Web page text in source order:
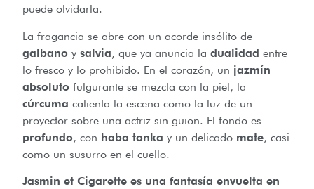
puede olvidarla.
La fragancia se abre con un acorde insólito de
galbano y salvia, que ya anuncia la dualidad entre
lo fresco y lo prohibido. En el corazón, un jazmín
absoluto fulgurante se mezcla con la piel, la
cúrcuma calienta la escena como la luz de un
proyector sobre una actriz sin guion. El fondo es
profundo, con haba tonka y un delicado mate, casi
como un susurro en el cuello.
Jasmin et Cigarette es una fantasía envuelta en